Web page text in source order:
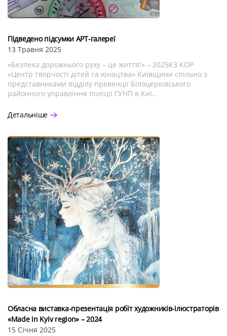
Підведено підсумки АРТ-галереї
13 Травня 2025
«Безпека дорожнього руху – це життя!» – 2025КЗ КОР
«Центр творчості дітей та юнацтва» Київщини спільно з
представниками відділу превенції Білоцерківського
районного управління поліції ГУНП в Киї…
Детальніше
Обласна виставка-презентація робіт художників-ілюстраторів
«Made in Kyiv region» – 2024
15 Січня 2025